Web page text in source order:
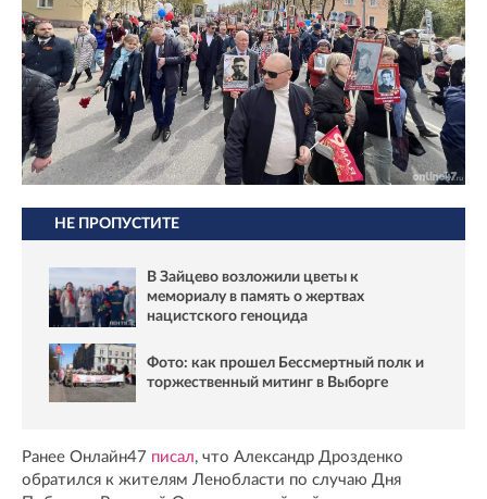
НЕ ПРОПУСТИТЕ
В Зайцево возложили цветы к
мемориалу в память о жертвах
нацистского геноцида
Фото: как прошел Бессмертный полк и
торжественный митинг в Выборге
Ранее Онлайн47 писал, что Александр Дрозденко
обратился к жителям Ленобласти по случаю Дня